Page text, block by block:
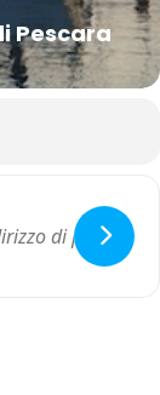
Pescara